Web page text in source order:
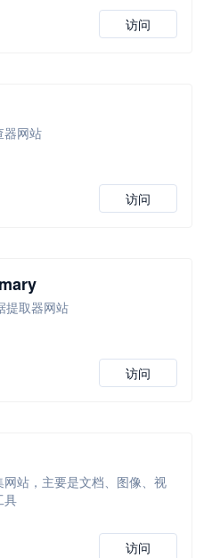
访问
器网站
访问
提取器网站
访问
站，主要是文档、图像、视
具
访问